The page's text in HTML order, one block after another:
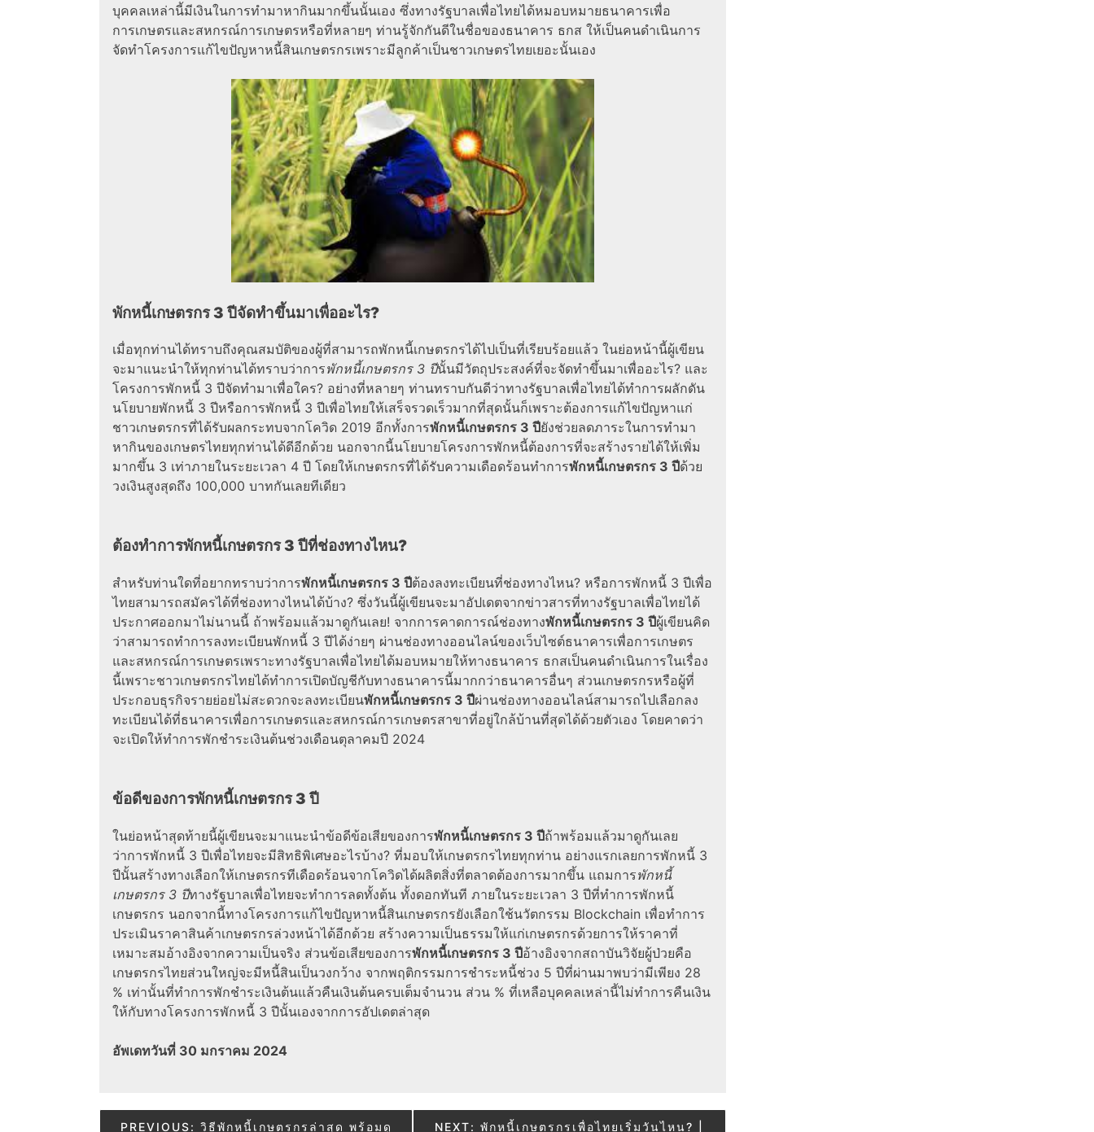
บุคคลเหล่านี้มีเงินในการทำมาหากินมากขึ้นนั้นเอง ซึ่งทางรัฐบาลเพื่อไทยได้หมอบหมายธนาคารเพื่อ
การเกษตรและสหกรณ์การเกษตรหรือที่หลายๆ ท่านรู้จักกันดีในชื่อของธนาคาร ธกส ให้เป็นคนดำเนินการ
จัดทำโครงการแก้ไขปัญหาหนี้สินเกษตรกรเพราะมีลูกค้าเป็นชาวเกษตรไทยเยอะนั้นเอง
พักหนี้เกษตรกร 3 ปีจัดทำขึ้นมาเพื่ออะไร?
เมื่อทุกท่านได้ทราบถึงคุณสมบัติของผู้ที่สามารถพักหนี้เกษตรกรได้ไปเป็นที่เรียบร้อยแล้ว ในย่อหน้านี้ผู้เขียน
จะมาแนะนำให้ทุกท่านได้ทราบว่าการพักหนี้เกษตรกร 3 ปีนั้นมีวัตถุประสงค์ที่จะจัดทำขึ้นมาเพื่ออะไร? และ
โครงการพักหนี้ 3 ปีจัดทำมาเพื่อใคร? อย่างที่หลายๆ ท่านทราบกันดีว่าทางรัฐบาลเพื่อไทยได้ทำการผลักดัน
นโยบายพักหนี้ 3 ปีหรือการพักหนี้ 3 ปีเพื่อไทยให้เสร็จรวดเร็วมากที่สุดนั้นก็เพราะต้องการแก้ไขปัญหาแก่
ชาวเกษตรกรที่ได้รับผลกระทบจากโควิด 2019 อีกทั้งการพักหนี้เกษตรกร 3 ปียังช่วยลดภาระในการทำมา
หากินของเกษตรไทยทุกท่านได้ดีอีกด้วย นอกจากนี้นโยบายโครงการพักหนี้ต้องการที่จะสร้างรายได้ให้เพิ่ม
มากขึ้น 3 เท่าภายในระยะเวลา 4 ปี โดยให้เกษตรกรที่ได้รับความเดือดร้อนทำการพักหนี้เกษตรกร 3 ปีด้วย
วงเงินสูงสุดถึง 100,000 บาทกันเลยทีเดียว
ต้องทำการพักหนี้เกษตรกร 3 ปีที่ช่องทางไหน?
สำหรับท่านใดที่อยากทราบว่าการพักหนี้เกษตรกร 3 ปีต้องลงทะเบียนที่ช่องทางไหน? หรือการพักหนี้ 3 ปีเพื่อ
ไทยสามารถสมัครได้ที่ช่องทางไหนได้บ้าง? ซึ่งวันนี้ผู้เขียนจะมาอัปเดตจากข่าวสารที่ทางรัฐบาลเพื่อไทยได้
ประกาศออกมาไม่นานนี้ ถ้าพร้อมแล้วมาดูกันเลย! จากการคาดการณ์ช่องทางพักหนี้เกษตรกร 3 ปีผู้เขียนคิด
ว่าสามารถทำการลงทะเบียนพักหนี้ 3 ปีได้ง่ายๆ ผ่านช่องทางออนไลน์ของเว็บไซต์ธนาคารเพื่อการเกษตร
และสหกรณ์การเกษตรเพราะทางรัฐบาลเพื่อไทยได้มอบหมายให้ทางธนาคาร ธกสเป็นคนดำเนินการในเรื่อง
นี้เพราะชาวเกษตรกรไทยได้ทำการเปิดบัญชีกับทางธนาคารนี้มากกว่าธนาคารอื่นๆ ส่วนเกษตรกรหรือผู้ที่
ประกอบธุรกิจรายย่อยไม่สะดวกจะลงทะเบียนพักหนี้เกษตรกร 3 ปีผ่านช่องทางออนไลน์สามารถไปเลือกลง
ทะเบียนได้ที่ธนาคารเพื่อการเกษตรและสหกรณ์การเกษตรสาขาที่อยู่ใกล้บ้านที่สุดได้ด้วยตัวเอง โดยคาดว่า
จะเปิดให้ทำการพักชำระเงินต้นช่วงเดือนตุลาคมปี 2024
ข้อดีของการพักหนี้เกษตรกร 3 ปี
ในย่อหน้าสุดท้ายนี้ผู้เขียนจะมาแนะนำข้อดีข้อเสียของการพักหนี้เกษตรกร 3 ปีถ้าพร้อมแล้วมาดูกันเลย
ว่าการพักหนี้ 3 ปีเพื่อไทยจะมีสิทธิพิเศษอะไรบ้าง? ที่มอบให้เกษตรกรไทยทุกท่าน อย่างแรกเลยการพักหนี้ 3
ปีนั้นสร้างทางเลือกให้เกษตรกรทีเดือดร้อนจากโควิดได้ผลิตสิ่งที่ตลาดต้องการมากขึ้น แถมการพักหนี้
เกษตรกร 3 ปีทางรัฐบาลเพื่อไทยจะทำการลดทั้งต้น ทั้งดอกทันที ภายในระยะเวลา 3 ปีที่ทำการพักหนี้
เกษตรกร นอกจากนี้ทางโครงการแก้ไขปัญหาหนี้สินเกษตรกรยังเลือกใช้นวัตกรรม Blockchain เพื่อทำการ
ประเมินราคาสินค้าเกษตรกรล่วงหน้าได้อีกด้วย สร้างความเป็นธรรมให้แก่เกษตรกรด้วยการให้ราคาที่
เหมาะสมอ้างอิงจากความเป็นจริง ส่วนข้อเสียของการพักหนี้เกษตรกร 3 ปีอ้างอิงจากสถาบันวิจัยผู้ป่วยคือ
เกษตรกรไทยส่วนใหญ่จะมีหนี้สินเป็นวงกว้าง จากพฤติกรรมการชำระหนี้ช่วง 5 ปีที่ผ่านมาพบว่ามีเพียง 28
% เท่านั้นที่ทำการพักชำระเงินต้นแล้วคืนเงินต้นครบเต็มจำนวน ส่วน % ที่เหลือบุคคลเหล่านี้ไม่ทำการคืนเงิน
ให้กับทางโครงการพักหนี้ 3 ปีนั้นเองจากการอัปเดตล่าสุด
อัพเดทวันที่ 30 มกราคม 2024
Post
PREVIOUS: วิธีพักหนี้เกษตรกรล่าสุด พร้อมดู
NEXT: พักหนี้เกษตรกรเพื่อไทยเริ่มวันไหน? |